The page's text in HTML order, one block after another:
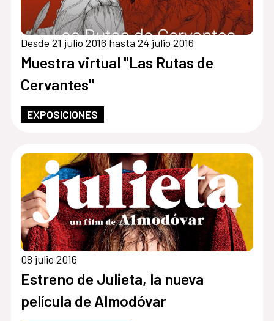
Desde 21 julio 2016 hasta 24 julio 2016
Muestra virtual "Las Rutas de
Cervantes"
EXPOSICIONES
08 julio 2016
Estreno de Julieta, la nueva
película de Almodóvar